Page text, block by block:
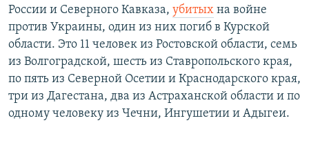
России и Северного Кавказа, убитых на войне
против Украины, один из них погиб в Курской
области. Это 11 человек из Ростовской области, семь
из Волгоградской, шесть из Ставропольского края,
по пять из Северной Осетии и Краснодарского края,
три из Дагестана, два из Астраханской области и по
одному человеку из Чечни, Ингушетии и Адыгеи.